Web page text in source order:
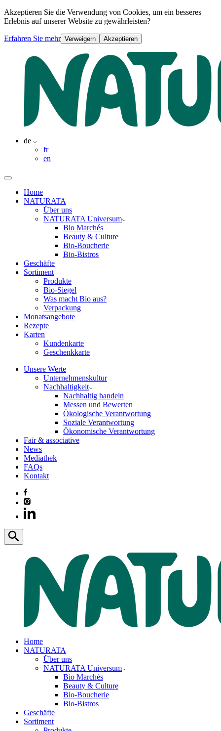
Akzeptieren Sie die Verwendung von Cookies, um ein besseres
Erlebnis auf unserer Website zu gewährleisten?
Erfahren Sie mehr Verweigern Akzeptieren
de
fr
en
Home
NATURATA
Über uns
NATURATA Universum
Bio Marchés
Beauty & Culture
Bio-Boucherie
Bio-Bistros
Geschäfte
Sortiment
Produkte
Bio-Siegel
Was macht Bio aus?
Verpackung
Monatsangebote
Rezepte
Karten
Kundenkarte
Geschenkkarte
Unsere Werte
Unternehmenskultur
Nachhaltigkeit
Nachhaltig handeln
Messen und Bewerten
Ökologische Verantwortung
Soziale Verantwortung
Ökonomische Verantwortung
Fair & associative
News
Mediathek
FAQs
Kontakt
Home
NATURATA
Über uns
NATURATA Universum
Bio Marchés
Beauty & Culture
Bio-Boucherie
Bio-Bistros
Geschäfte
Sortiment